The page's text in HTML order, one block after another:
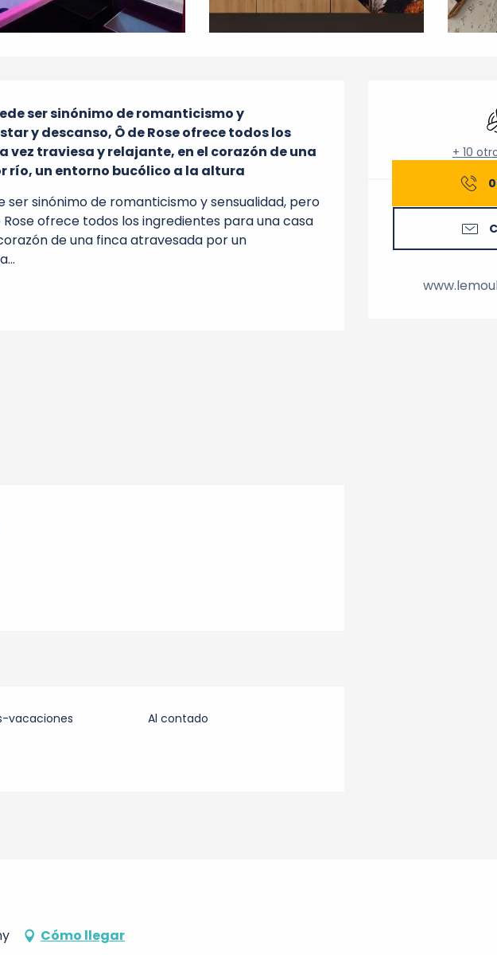
+ 10
ser sinónimo de romanticismo y
y descanso, Ô de Rose ofrece todos los
traviesa y relajante, en el corazón de una
un entorno bucólico a la altura
sinónimo de romanticismo y sensualidad, pero
ofrece todos los ingredientes para una casa
de una finca atravesada por un
vacaciones Al contado
Cómo llegar